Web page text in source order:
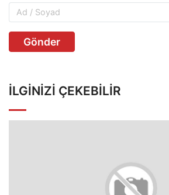
Gönder
İLGINIZI ÇEKEBILIR